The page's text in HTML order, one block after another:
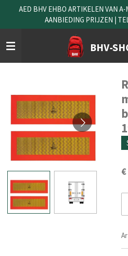
naar
de
hoofdinhoud
BHV-
AED BHV EHBO ARTIKELEN VAN
AANBIEDING PRIJZEN |